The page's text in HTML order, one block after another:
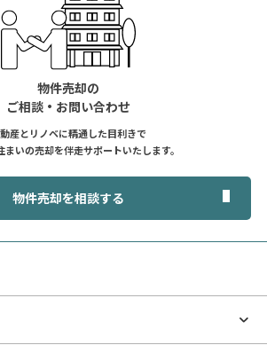
物件売却の
ご相談・お問い合わせ
産とリノベに精通した目利きで
まいの売却を伴走サポートいたします。
物件売却を相談する